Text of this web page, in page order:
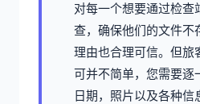
对每一个想要通过检查
查，确保他们的文件不
理由也合理可信。但旅
可并不简单，您需要逐
日期，照片以及各种信